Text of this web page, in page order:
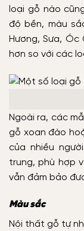
loại gỗ nào
độ bền, màu
Hương, Sưa,
hơn so với các
Ngoài ra, các
gỗ xoan đào
của nhiều
trung, phù hợp
vẫn đảm bảo
Màu sắc
Nội thất gỗ tự